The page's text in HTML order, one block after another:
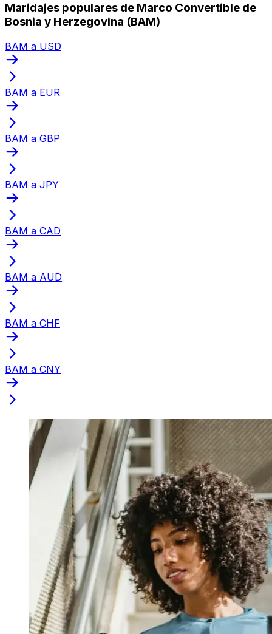
Maridajes populares de Marco Convertible de
Bosnia y Herzegovina (BAM)
BAM a USD
BAM a EUR
BAM a GBP
BAM a JPY
BAM a CAD
BAM a AUD
BAM a CHF
BAM a CNY